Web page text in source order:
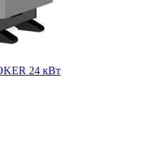
24 кВт